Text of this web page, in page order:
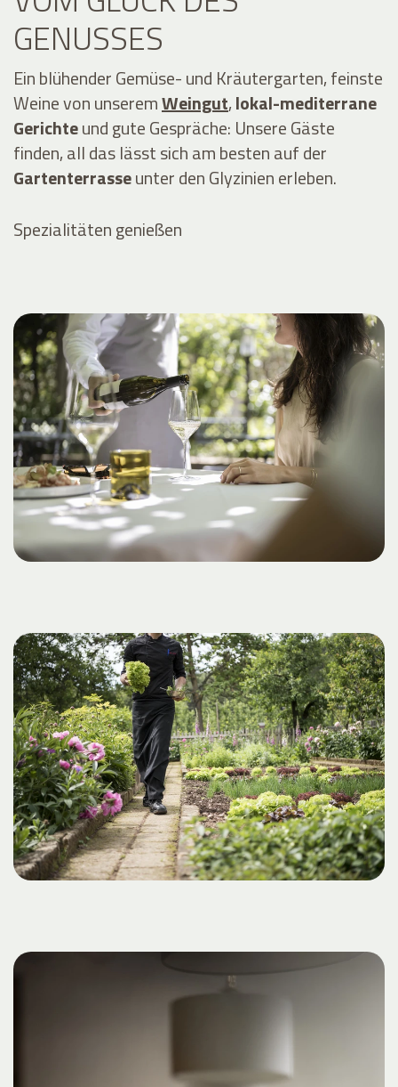
GENUSSES
Ein blühender Gemüse- und Kräutergarten, feinste
Weine von unseremWeingut,lokal-mediterrane
Gerichteund gute Gespräche: Unsere Gäste
finden, all das lässt sich am besten auf der
Gartenterrasseunter den Glyzinien erleben.
Spezialitäten genießen